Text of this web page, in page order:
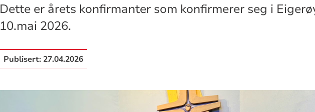
Dette er årets konfirmanter som konfirmerer seg i
10.mai 2026.
Publisert: 27.04.2026